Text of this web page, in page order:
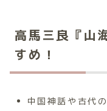
高馬三良『山
すめ！
中国神話や古代